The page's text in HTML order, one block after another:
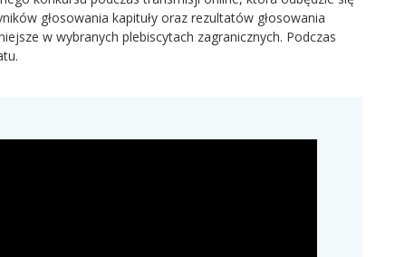
głosowania kapituły oraz rezultatów głosowania
w wybranych plebiscytach zagranicznych. Podczas